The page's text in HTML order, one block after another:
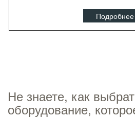
Подробнее
Не знаете, как
оборудование,